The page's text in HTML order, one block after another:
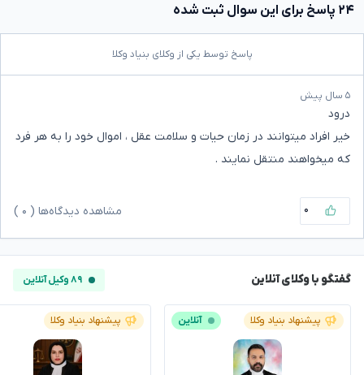
۲۴ پاسخ برای این سوال ثبت شده
پاسخ توسط یکی از وکلای بنیاد وکلا
۵ سال پیش
درود
خیر افراد میتوانند در زمان حیات و سلامت عقل ، اموال خود را به هر فرد
که میخواهند منتقل نمایند .
۰ مشاهده دیدگاه‌ها ( ۰
گفتگو با وکلای آنلاین ۸۹ وکیل آنلاین
پیشنهاد بنیاد وکلا آنلاین پیشنهاد بنیاد وکلا